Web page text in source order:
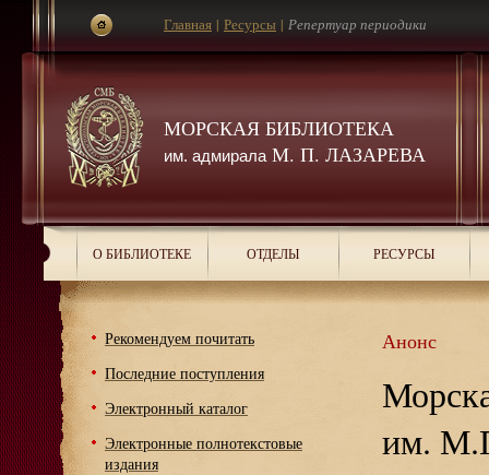
МОРСКАЯ БИБЛИОТЕКА
им. адмиралаМ. П. ЛАЗАРЕВА
Главная | Ресурсы | Репертуар периодики
О БИБЛИОТЕКЕ ОТДЕЛЫ РЕСУРСЫ
Рекомендуем почитать
Последние поступления
Электронный каталог
Электронные полнотекстовые
издания
Анонс
им.